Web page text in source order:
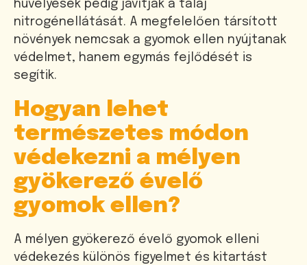
hüvelyesek pedig javítják a talaj
nitrogénellátását. A megfelelően társított
növények nemcsak a gyomok ellen nyújtanak
védelmet, hanem egymás fejlődését is
segítik.
Hogyan lehet
természetes módon
védekezni a mélyen
gyökerező évelő
gyomok ellen?
A mélyen gyökerező évelő gyomok elleni
védekezés különös figyelmet és kitartást